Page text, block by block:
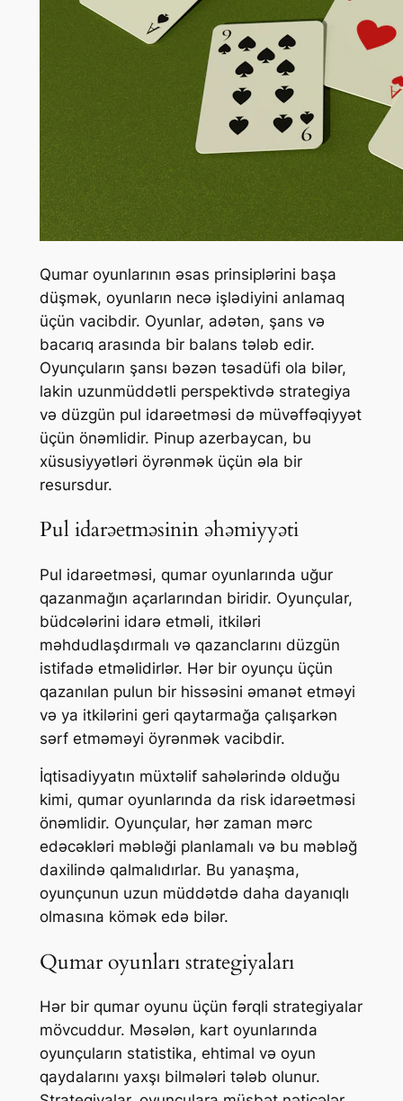
Qumar oyunlarının əsas prinsiplərini başa
düşmək, oyunların necə işlədiyini anlamaq
üçün vacibdir. Oyunlar, adətən, şans və
bacarıq arasında bir balans tələb edir.
Oyunçuların şansı bəzən təsadüfi ola bilər,
lakin uzunmüddətli perspektivdə strategiya
və düzgün pul idarəetməsi də müvəffəqiyyət
üçün önəmlidir. Pinup azerbaycan, bu
xüsusiyyətləri öyrənmək üçün əla bir
resursdur.
Pul idarəetməsinin əhəmiyyəti
Pul idarəetməsi, qumar oyunlarında uğur
qazanmağın açarlarından biridir. Oyunçular,
büdcələrini idarə etməli, itkiləri
məhdudlaşdırmalı və qazanclarını düzgün
istifadə etməlidirlər. Hər bir oyunçu üçün
qazanılan pulun bir hissəsini əmanət etməyi
və ya itkilərini geri qaytarmağa çalışarkən
sərf etməməyi öyrənmək vacibdir.
İqtisadiyyatın müxtəlif sahələrində olduğu
kimi, qumar oyunlarında da risk idarəetməsi
önəmlidir. Oyunçular, hər zaman mərc
edəcəkləri məbləği planlamalı və bu məbləğ
daxilində qalmalıdırlar. Bu yanaşma,
oyunçunun uzun müddətdə daha dayanıqlı
olmasına kömək edə bilər.
Qumar oyunları strategiyaları
Hər bir qumar oyunu üçün fərqli strategiyalar
mövcuddur. Məsələn, kart oyunlarında
oyunçuların statistika, ehtimal və oyun
qaydalarını yaxşı bilmələri tələb olunur.